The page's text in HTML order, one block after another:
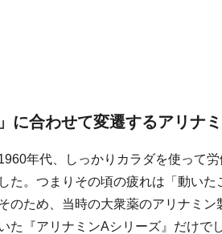
に合わせて変遷するアリナ
年代、しっかりカラダを使って労
た。つまりその頃の疲れは「動いた
のため、当時の大衆薬のアリナミン
た『アリナミンAシリーズ』だけでし